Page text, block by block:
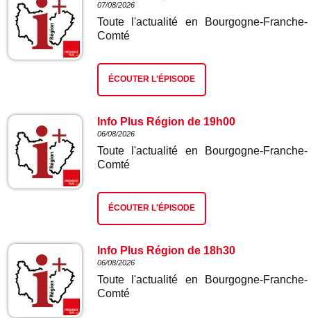
07/08/2026
Toute l'actualité en Bourgogne-Franche-
Comté
ÉCOUTER L'ÉPISODE
Info Plus Région de 19h00
06/08/2026
Toute l'actualité en Bourgogne-Franche-
Comté
ÉCOUTER L'ÉPISODE
Info Plus Région de 18h30
06/08/2026
Toute l'actualité en Bourgogne-Franche-
Comté